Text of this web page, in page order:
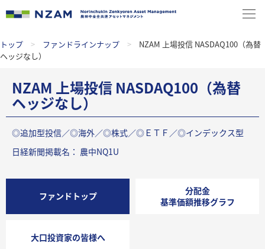
トップ > ファンドラインナップ >
NZAM 上場投信 NASDAQ100（為替
ヘッジなし）
NZAM 上場投信 NASDAQ100（為替
ヘッジなし）
◎追加型投信／◎海外／◎株式／◎ＥＴＦ／◎インデックス型
日経新聞掲載名： 農中NQ1U
ファンドトップ
分配金
基準価額推移グラフ
大口投資家の皆様へ